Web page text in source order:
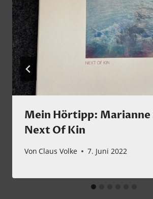
Mein Hörtipp: Marianne
Next Of Kin
Von Claus Volke 7. Juni 2022